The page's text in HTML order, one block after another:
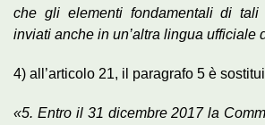
che gli elementi fondamentali di tali
inviati anche in un’altra lingua ufficiale
4) all’articolo 21, il paragrafo 5 è
«5. Entro il 31 dicembre 2017 la